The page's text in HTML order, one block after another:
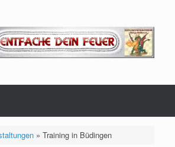
» Training in Büdingen